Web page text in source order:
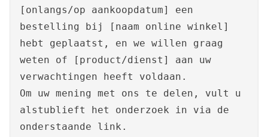
[onlangs/op aankoopdatum] een
bestelling bij [naam online winkel]
hebt geplaatst, en we willen graag
weten of [product/dienst] aan uw
verwachtingen heeft voldaan.
Om uw mening met ons te delen, vult u
alstublieft het onderzoek in via de
onderstaande link.